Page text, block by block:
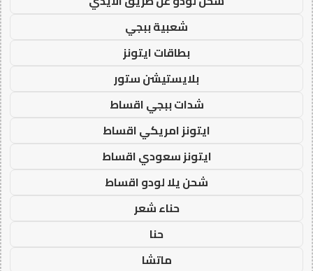
شعبية ببجي
بطاقات ايتونز
بلايستيشن ستور
شدات ببجي اقساط
ايتونز امريكي اقساط
ايتونز سعودي اقساط
شحن يلا لودو اقساط
حناء شعر
حنا
ماتشا